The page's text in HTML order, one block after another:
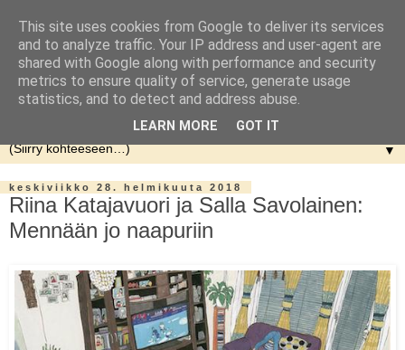
▼
keskiviikko 28. helmikuuta 2018
Riina Katajavuori ja Salla Savolainen:
Mennään jo naapuriin
This site uses cookies from Google to deliver its services
and to analyze traffic. Your IP address and user-agent are
shared with Google along with performance and security
metrics to ensure quality of service, generate usage
statistics, and to detect and address abuse.
LEARN MORE GOT IT